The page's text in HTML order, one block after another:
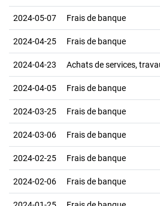
2024-05-07 Frais de banque
2024-04-25 Frais de banque
2024-04-23 Achats de services,
2024-04-05 Frais de banque
2024-03-25 Frais de banque
2024-03-06 Frais de banque
2024-02-25 Frais de banque
2024-02-06 Frais de banque